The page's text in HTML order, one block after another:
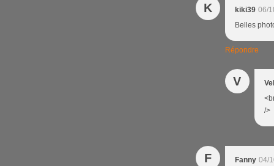
K kiki39 06/
Belles
Répondre
V
/>
F Fanny 04/